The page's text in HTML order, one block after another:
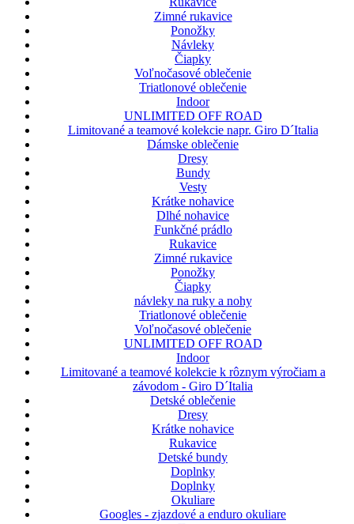
Zimné rukavice
Ponožky
Návleky
Čiapky
Voľnočasové oblečenie
Triatlonové oblečenie
Indoor
UNLIMITED OFF ROAD
Limitované a teamové kolekcie napr. Giro D´Italia
Dámske oblečenie
Dresy
Bundy
Vesty
Krátke nohavice
Dlhé nohavice
Funkčné prádlo
Rukavice
Zimné rukavice
Ponožky
Čiapky
návleky na ruky a nohy
Triatlonové oblečenie
Voľnočasové oblečenie
UNLIMITED OFF ROAD
Indoor
Limitované a teamové kolekcie k rôznym výročiam a
závodom - Giro D´Italia
Detské oblečenie
Dresy
Krátke nohavice
Rukavice
Detské bundy
Doplnky
Doplnky
Okuliare
Googles - zjazdové a enduro okuliare